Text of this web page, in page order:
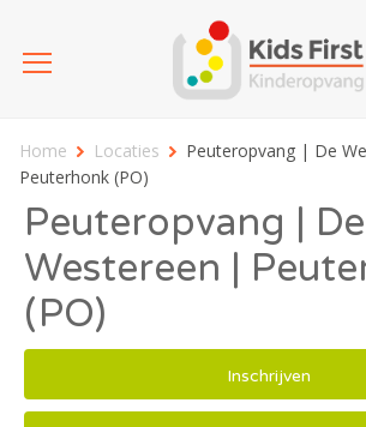
Home Locaties
Peuteropvang | De
Peuterhonk (PO)
Peuteropvang | De
Westereen |
(PO)
Inschrijven